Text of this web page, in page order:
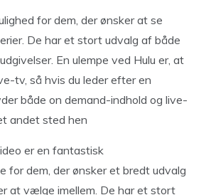
for dem, der ønsker at se
De har et stort udvalg af både
En ulempe ved Hulu er, at
tv, så hvis du leder efter en
både on demand-indhold og live-
andet sted hen
er en fantastisk
for dem, der ønsker et bredt udvalg
at vælge imellem. De har et stort